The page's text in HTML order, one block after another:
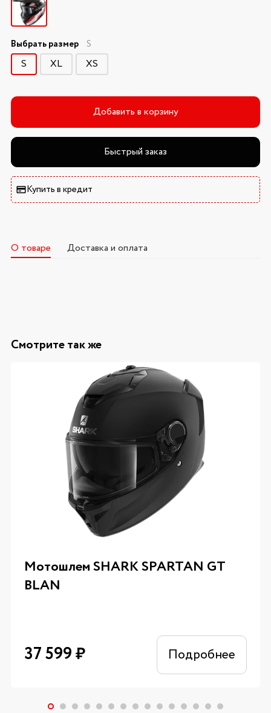
Выбрать размер S
S XL XS
Добавить в корзину
Быстрый заказ
Купить в кредит
О товаре Доставка и оплата
Смотрите так же
Мотошлем SHARK SPARTAN GT
BLAN
37 599₽ Подробнее